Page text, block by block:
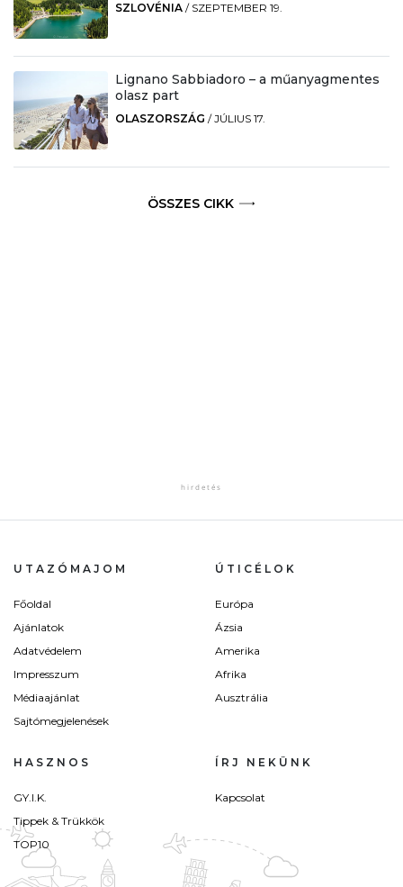
SZLOVÉNIA / SZEPTEMBER 19.
Lignano Sabbiadoro – a műanyagmentes
olasz part
OLASZORSZÁG /JÚLIUS 17.
ÖSSZES CIKK
UTAZÓMAJOM
Főoldal
Ajánlatok
Adatvédelem
Impresszum
Médiaajánlat
Sajtómegjelenések
ÚTICÉLOK
Európa
Ázsia
Amerika
Afrika
Ausztrália
HASZNOS
GY.I.K.
Tippek & Trükkök
TOP10
ÍRJ NEKÜNK
Kapcsolat